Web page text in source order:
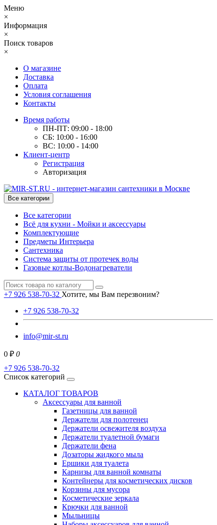
Меню
×
Информация
×
Поиск товаров
×
О магазине
Доставка
Оплата
Условия соглашения
Контакты
Время работы
ПН-ПТ: 09:00 - 18:00
СБ: 10:00 - 16:00
ВС: 10:00 - 14:00
Клиент-центр
Регистрация
Авторизация
Все категории
Все категории
Всё для кухни - Мойки и аксессуары
Комплектующие
Предметы Интерьера
Сантехника
Система защиты от протечек воды
Газовые котлы-Водонагреватели
+7 926 538-70-32 Хотите, мы Вам перезвоним?
+7 926 538-70-32
info@mir-st.ru
0 ₽ 0
+7 926 538-70-32
Список категорий
КАТАЛОГ ТОВАРОВ
Аксессуары для ванной
Газетницы для ванной
Держатели для полотенец
Держатели освежителя воздуха
Держатели туалетной бумаги
Держатели фена
Дозаторы жидкого мыла
Ершики для туалета
Карнизы для ванной комнаты
Контейнеры для косметических дисков
Корзины для мусора
Косметические зеркала
Крючки для ванной
Мыльницы